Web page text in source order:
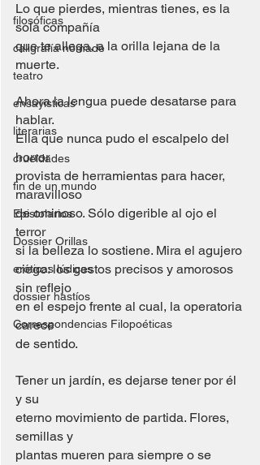
filosóficas
caligrafía nómade
teatro
ensayísticas
literarias
crueldades
fin de un mundo
Epistolarios
Dossier Orillas
eróticas lúdicas
dossier hastíos
Correspondencias Filopoéticas
Lo que pierdes, mientras tienes, es la
sola compañía
que te allega, a la orilla lejana de la
muerte.
Ahora la lengua puede desatarse para
hablar.
Ella que nunca pudo el escalpelo del
horror
provista de herramientas para hacer,
maravilloso
de ominoso. Sólo digerible al ojo el
terror
si la belleza lo sostiene. Mira el agujero
ciego: los gestos precisos y amorosos
sin reflejo
en el espejo frente al cual, la operatoria
carece
de sentido.
Tener un jardín, es dejarse tener por él
y su
eterno movimiento de partida. Flores,
semillas y
plantas mueren para siempre o se